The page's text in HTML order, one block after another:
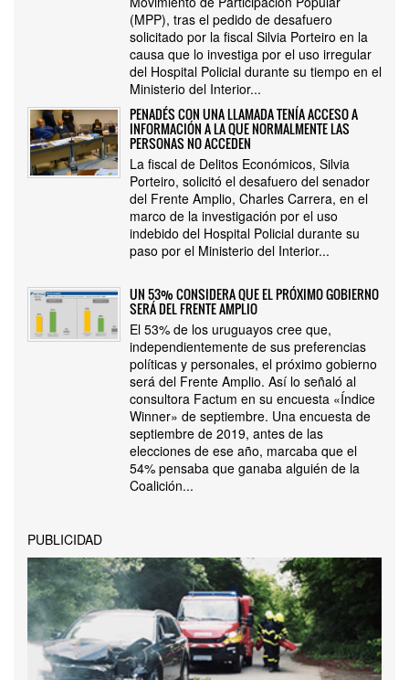
(MPP), tras el pedido de desafuero
solicitado por la fiscal Silvia Porteiro en la
causa que lo investiga por el uso irregular
del Hospital Policial durante su tiempo en el
Ministerio del Interior...
PENADÉS CON UNA LLAMADA TENÍA ACCESO A
INFORMACIÓN A LA QUE NORMALMENTE LAS
PERSONAS NO ACCEDEN
La fiscal de Delitos Económicos, Silvia
Porteiro, solicitó el desafuero del senador
del Frente Amplio, Charles Carrera, en el
marco de la investigación por el uso
indebido del Hospital Policial durante su
paso por el Ministerio del Interior...
UN 53% CONSIDERA QUE EL PRÓXIMO GOBIERNO
SERÁ DEL FRENTE AMPLIO
El 53% de los uruguayos cree que,
independientemente de sus preferencias
políticas y personales, el próximo gobierno
será del Frente Amplio. Así lo señaló al
consultora Factum en su encuesta «Índice
Winner» de septiembre. Una encuesta de
septiembre de 2019, antes de las
elecciones de ese año, marcaba que el
54% pensaba que ganaba alguién de la
Coalición...
PUBLICIDAD